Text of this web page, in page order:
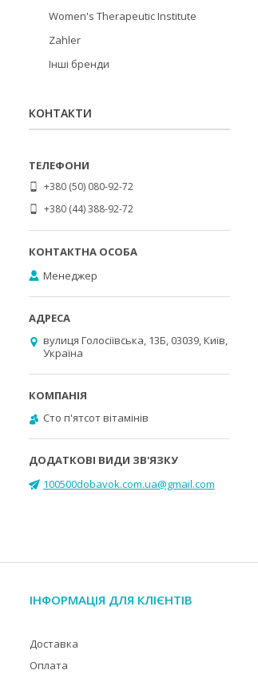
Women's Therapeutic Institute
Zahler
Інші бренди
КОНТАКТИ
+380 (50) 080-92-72
+380 (44) 388-92-72
Менеджер
вулиця Голосіївська, 13Б, 03039, Київ,
Україна
Cто п'ятсот вітамінів
100500dobavok.com.ua@gmail.com
ІНФОРМАЦІЯ ДЛЯ КЛІЄНТІВ
Доставка
Оплата